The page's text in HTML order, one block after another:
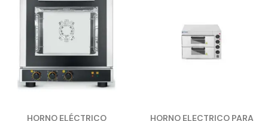
HORNO ELÉCTRICO
HORNO ELECTRICO PARA